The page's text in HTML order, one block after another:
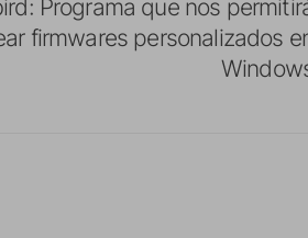
Programa que nos
firmwares personalizados